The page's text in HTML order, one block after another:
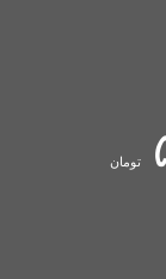
تومان